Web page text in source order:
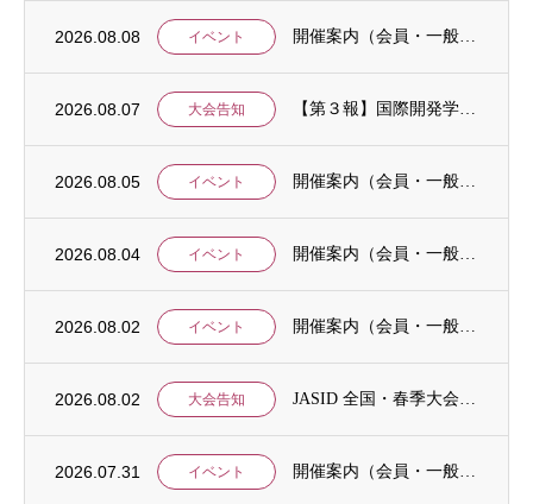
2026.08.08 イベント 開催案内（会員・一般）：IDCJ統計分析ワークショップ「応用4コース」と「Stataに...
2026.08.07 大会告知 【第３報】国際開発学会第３７回全国大会：発表申込期間に関するお知らせ （学会入会申請期...
2026.08.05 イベント 開催案内（会員・一般）：8/15 清末愛砂さん「女と戦争」＠上智大
2026.08.04 イベント 開催案内（会員・一般）：神戸大学ユネスコチェア開催セミナーのご案内
2026.08.02 イベント 開催案内（会員・一般）：「みんなのSDGs」セッション「今こそ考えるSDGsと戦争・平...
2026.08.02 大会告知 JASID 全国・春季大会：JASIDブックトーク報告募集
2026.07.31 イベント 開催案内（会員・一般）：IDCJ主催 第52回プロフェッショナル統計分析ワークショップ...